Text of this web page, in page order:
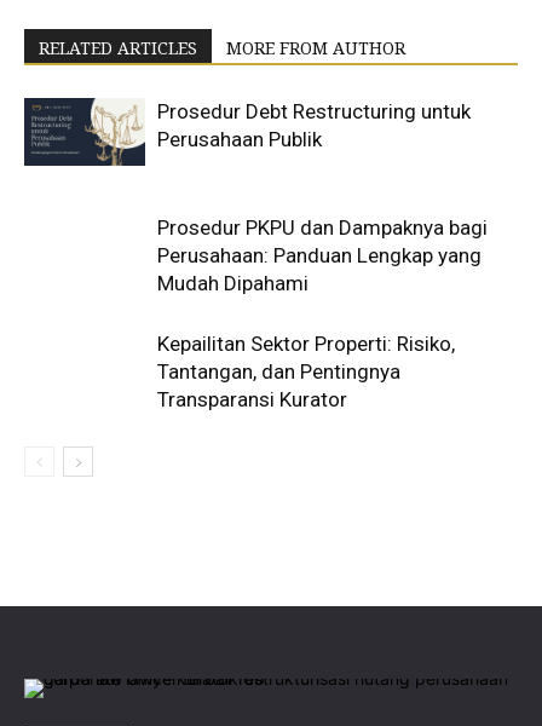
RELATED ARTICLES MORE FROM AUTHOR
Prosedur Debt Restructuring untuk
Perusahaan Publik
Prosedur PKPU dan Dampaknya bagi
Perusahaan: Panduan Lengkap yang
Mudah Dipahami
Kepailitan Sektor Properti: Risiko,
Tantangan, dan Pentingnya
Transparansi Kurator